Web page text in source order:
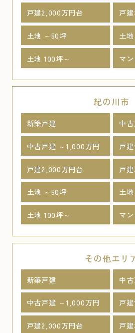
戸建2,000万円台 戸
土地 ～50坪 土
土地 100坪～ マ
紀の川市
新築戸建 中
中古戸建 ～1,000万円 戸
戸建2,000万円台 戸
土地 ～50坪 土
土地 100坪～ マ
その他エリ
新築戸建 中
中古戸建 ～1,000万円 戸
戸建2,000万円台 戸